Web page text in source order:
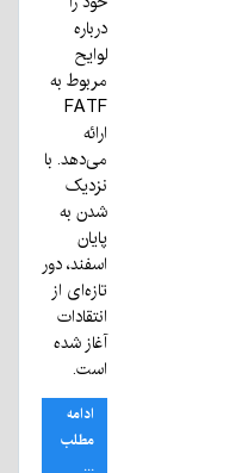
درباره
لوایح
مربوط به
FATF
ارائه
می‌دهد. با
نزدیک
شدن به
پایان
اسفند، دور
تازه‌ای از
انتقادات
آغاز شده
است.
ادامه
مطلب
...